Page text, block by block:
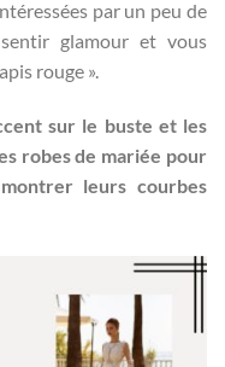
par un peu de
glamour et vous
rouge ».
sur le buste et les
robes de mariée pour
leurs courbes